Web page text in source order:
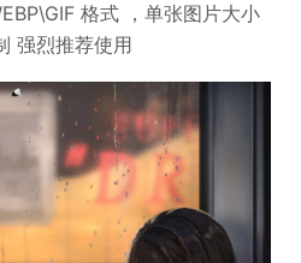
格式 ，单张图片大小
强烈推荐使用